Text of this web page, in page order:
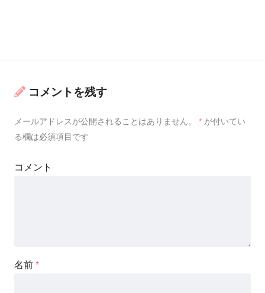
コメントを残す
メールアドレスが公開されることはありません。 * が付いてい
る欄は必須項目です
コメント
名前 *